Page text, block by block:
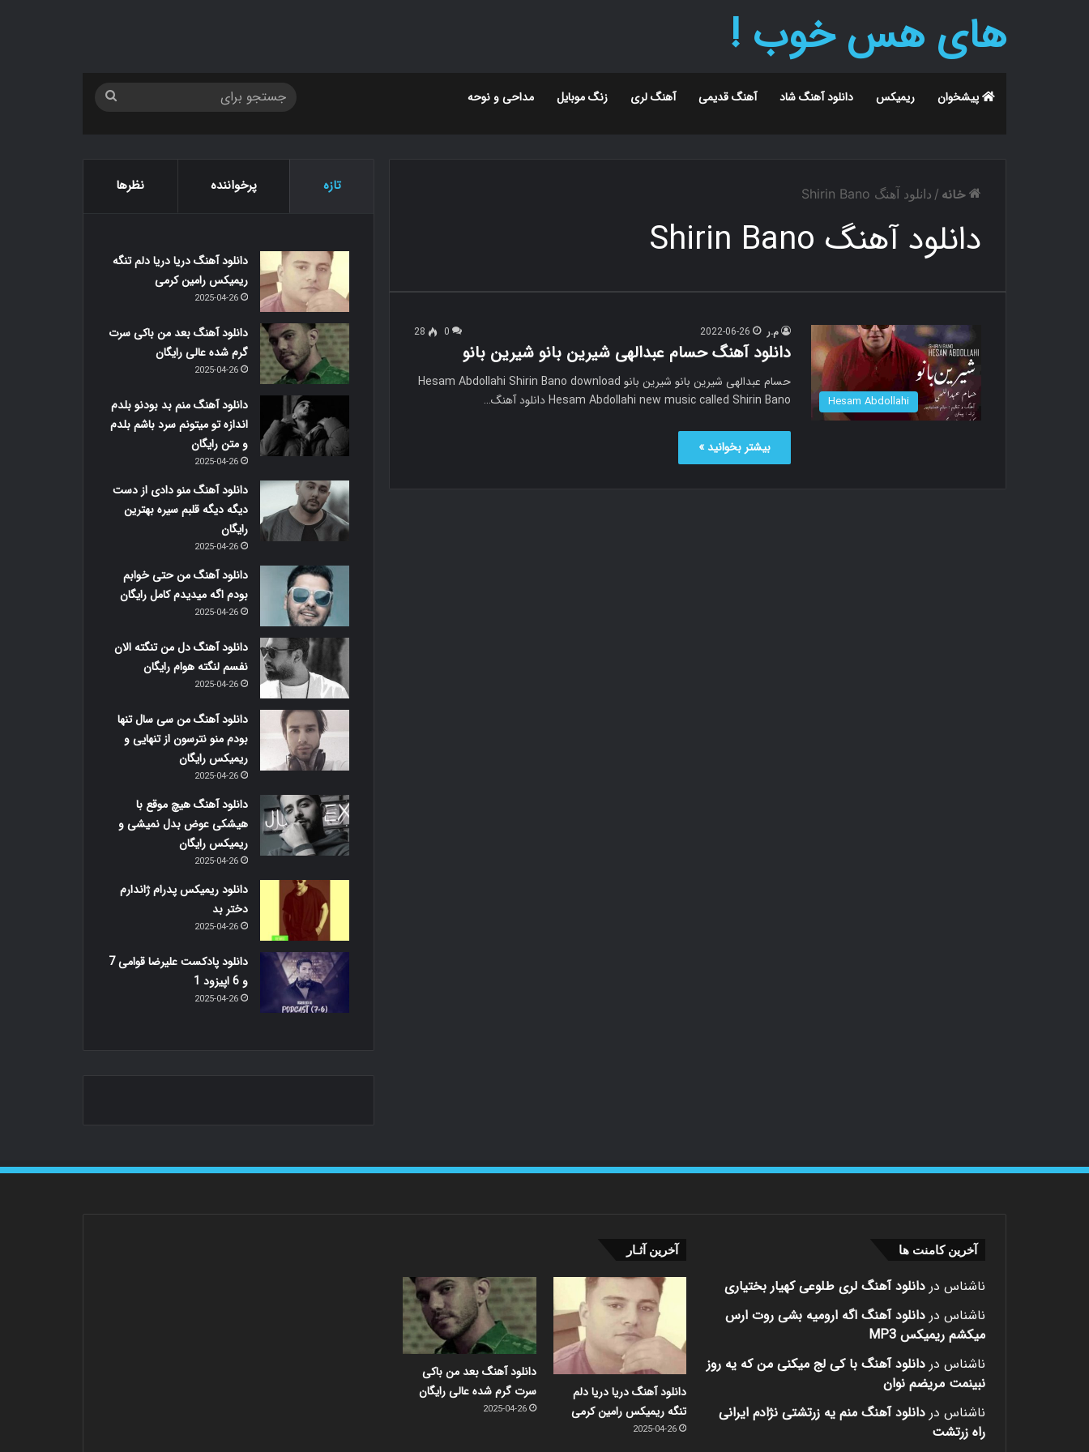
های هس خوب !
پیشخوان ریمیکس دانلود آهنگ شاد آهنگ قدیمی آهنگ لری زنگ موبایل مداحی و نوحه
خانه / دانلود آهنگ Shirin Bano
دانلود آهنگ Shirin Bano
Hesam Abdollahi
م.ر 2022-06-26
0
28
دانلود آهنگ حسام عبدالهی شیرین بانو شیرین بانو
حسام عبدالهی شیرین بانو شیرین بانو Hesam Abdollahi Shirin Bano download
Hesam Abdollahi new music called Shirin Bano دانلود آهنگ…
بیشتر بخوانید »
تازه پرخواننده نظرها
دانلود آهنگ دریا دریا دلم تنگه
ریمیکس رامین کرمی
2025-04-26
دانلود آهنگ بعد من باکی سرت
گرم شده عالی رایگان
2025-04-26
دانلود آهنگ منم بد بودنو بلدم
اندازه تو میتونم سرد باشم بلدم
و متن رایگان
2025-04-26
دانلود آهنگ منو دادی از دست
دیگه دیگه قلبم سیره بهترین
رایگان
2025-04-26
دانلود آهنگ من حتی خوابم
بودم اگه میدیدم کامل رایگان
2025-04-26
دانلود آهنگ دل من تنگته الان
نفسم لنگته هوام رایگان
2025-04-26
دانلود آهنگ من سی سال تنها
بودم منو نترسون از تنهایی و
ریمیکس رایگان
2025-04-26
دانلود آهنگ هیچ موقع با
هیشکی عوض بدل نمیشی و
ریمیکس رایگان
2025-04-26
دانلود ریمیکس پدرام ژاندارم
دختر بد
2025-04-26
دانلود پادکست علیرضا قوامی 7
و 6 اپیزود 1
2025-04-26
آخرین کامنت ها
ناشناس در دانلود آهنگ لری طلوعی کهیار بختیاری
ناشناس در دانلود آهنگ اگه ارومیه بشی روت ارس
میکشم ریمیکس MP3
ناشناس در دانلود آهنگ با کی لج میکنی من که یه روز
نبینمت مریضم نوان
ناشناس در دانلود آهنگ منم یه زرتشتی نژادم ایرانی
راه زرتشت
آخرین آثـار
دانلود آهنگ دریا دریا دلم
تنگه ریمیکس رامین کرمی
2025-04-26
دانلود آهنگ بعد من باکی
سرت گرم شده عالی رایگان
2025-04-26